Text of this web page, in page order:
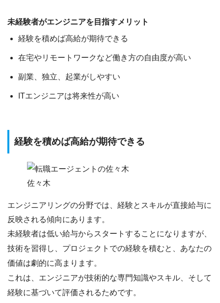
未経験者がエンジニアを目指すメリット
経験を積めば高給が期待できる
在宅やリモートワークなど働き方の自由度が高い
副業、独立、起業がしやすい
ITエンジニアは将来性が高い
経験を積めば高給が期待できる
佐々木
エンジニアリングの分野では、 経験とスキルが直接給与に
反映される傾向にあります。
未経験者は低い給与からスタートすることになりますが、
技術を習得し、プロジェクトでの経験を積むと、 あなたの
価値は劇的に高まります。
これは、エンジニアが技術的な専門知識やスキル、そして
経験に基づいて評価されるためです。